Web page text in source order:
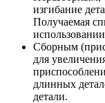
изгибание
Получаемая
Сборным
для
длинных
детали.